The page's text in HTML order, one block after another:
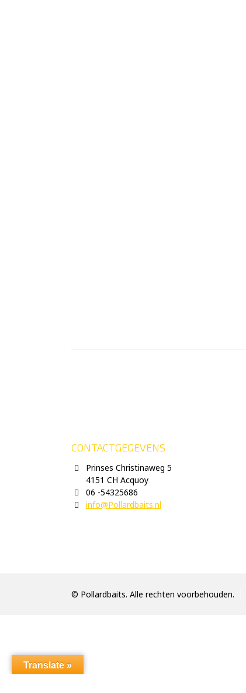
CONTACTGEGEVENS
Prinses Christinaweg 5
4151 CH Acquoy
06 -54325686
info@Pollardbaits.nl
© Pollardbaits. Alle rechten voorbehouden.
Translate »